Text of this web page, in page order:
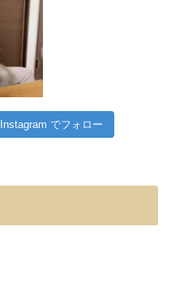
Instagram でフォロー